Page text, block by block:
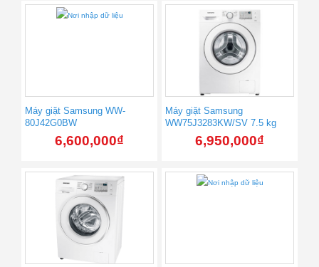
Máy giặt Samsung WW-
80J42G0BW
6,600,000₫
Máy giặt Samsung
WW75J3283KW/SV 7.5 kg
6,950,000₫